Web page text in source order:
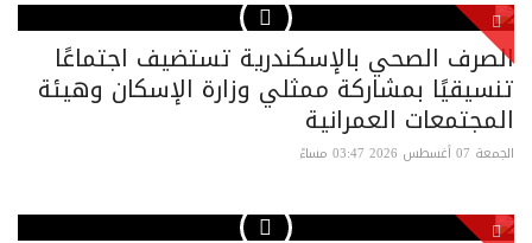
الصرف الصحي بالإسكندرية تستضيف اجتماعًا
تنسيقيًا بمشاركة ممثلي وزارة الإسكان وهيئة
المجتمعات العمرانية
الجمعة 07 أغسطس 2026 03:47 مساءً